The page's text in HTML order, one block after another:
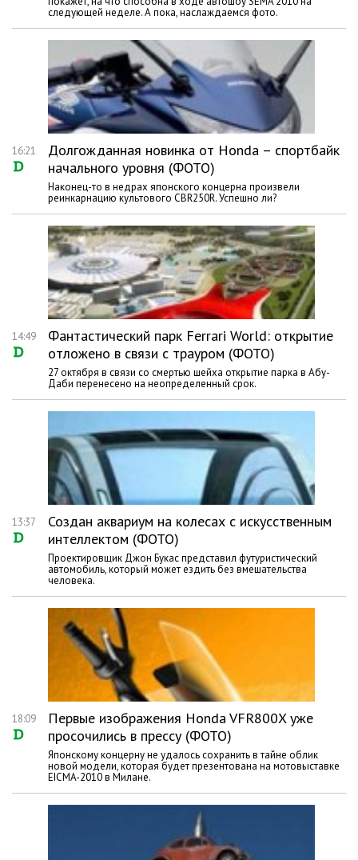
следующей неделе. А пока, наслаждаемся фото.
16:21
Долгожданная новинка от Honda – спортбайк
начального уровня (ФОТО)
Наконец-то в недрах японского концерна произвели
реинкарнацию культового CBR250R. Успешно ли?
14:49
Фантастический парк Ferrari World: открытие
отложено в связи с трауром (ФОТО)
27 октября в связи со смертью шейха открытие парка в Абу-
Даби перенесено на неопределенный срок.
13:37
Создан аквариум на колесах с искусственным
интеллектом (ФОТО)
Проектировщик Джон Букас представил футуристический
автомобиль, который может ездить без вмешательства
человека.
18:09
Первые изображения Honda VFR800X уже
просочились в прессу (ФОТО)
Японскому концерну не удалось сохранить в тайне облик
новой модели, которая будет презентована на мотовыставке
EICMA-2010 в Милане.